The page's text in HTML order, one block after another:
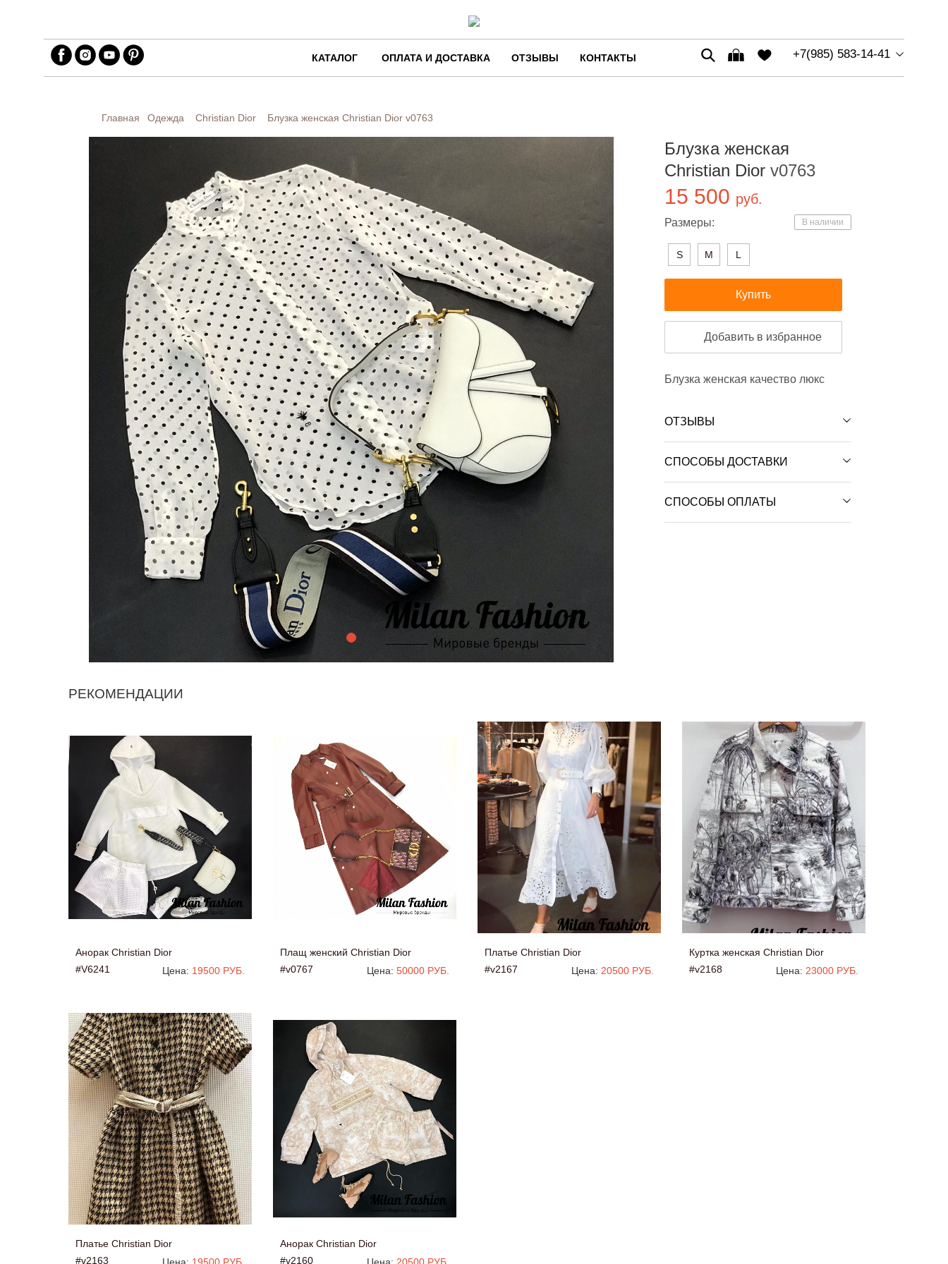
КАТАЛОГ ОПЛАТА И ДОСТАВКА ОТЗЫВЫ КОНТАКТЫ +7(985) 583-14-41
Главная Одежда Christian Dior Блузка женская Christian Dior v0763
Блузка женская
Christian Dior v0763
15 500 руб.
В наличии
Размеры:
S M L
Купить
Добавить в избранное
Блузка женская качество люкс
ОТЗЫВЫ
СПОСОБЫ ДОСТАВКИ
СПОСОБЫ ОПЛАТЫ
РЕКОМЕНДАЦИИ
Анорак Christian Dior
#V6241
Цена: 19500 РУБ.
Плащ женский Christian Dior
#v0767
Цена: 50000 РУБ.
Платье Christian Dior
#v2167
Цена: 20500 РУБ.
Куртка женская Christian Dior
#v2168
Цена: 23000 РУБ.
Платье Christian Dior
#v2163
Анорак Christian Dior
#v2160